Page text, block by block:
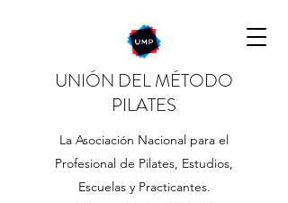
UNIÓN DEL MÉTODO
PILATES
La Asociación Nacional para el
Profesional de Pilates, Estudios,
Escuelas y Practicantes.